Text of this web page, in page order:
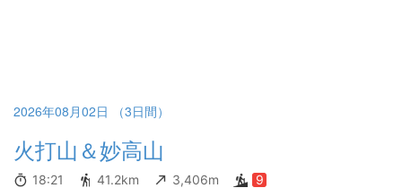
2026年08月02日 （3日間）
火打山＆妙高山
18:21 41.2km 3,406m 9